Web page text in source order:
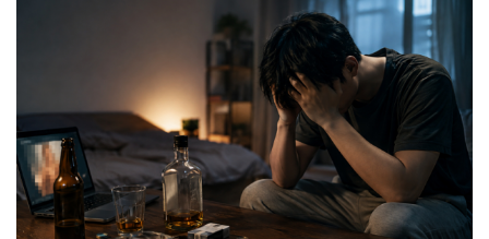
Du lịch
Tư vấn
Săn Tour
check-in
Podcast
Câu chuyện thời sự
Đọc truyện đêm khuya
Cửa sổ tình yêu
Kể chuyện cho bé